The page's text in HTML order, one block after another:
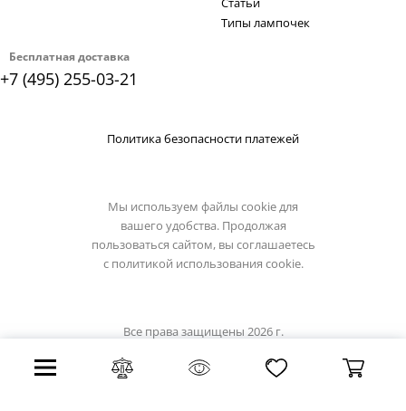
Бесплатная доставка
+7 (495) 255-03-21
Типы лампочек
Политика безопасности платежей
Мы используем файлы cookie для
вашего удобства. Продолжая
пользоваться сайтом, вы соглашаетесь
с политикой использования cookie.
Все права защищены 2026 г.